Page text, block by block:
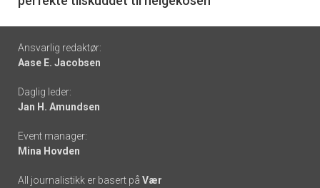
Footer
-
links
Ansvarlig redaktør:
Aase E. Jacobsen
Daglig leder:
Jan H. Amundsen
Event manager:
Mina Hovden
All journalistikk er basert på Vær